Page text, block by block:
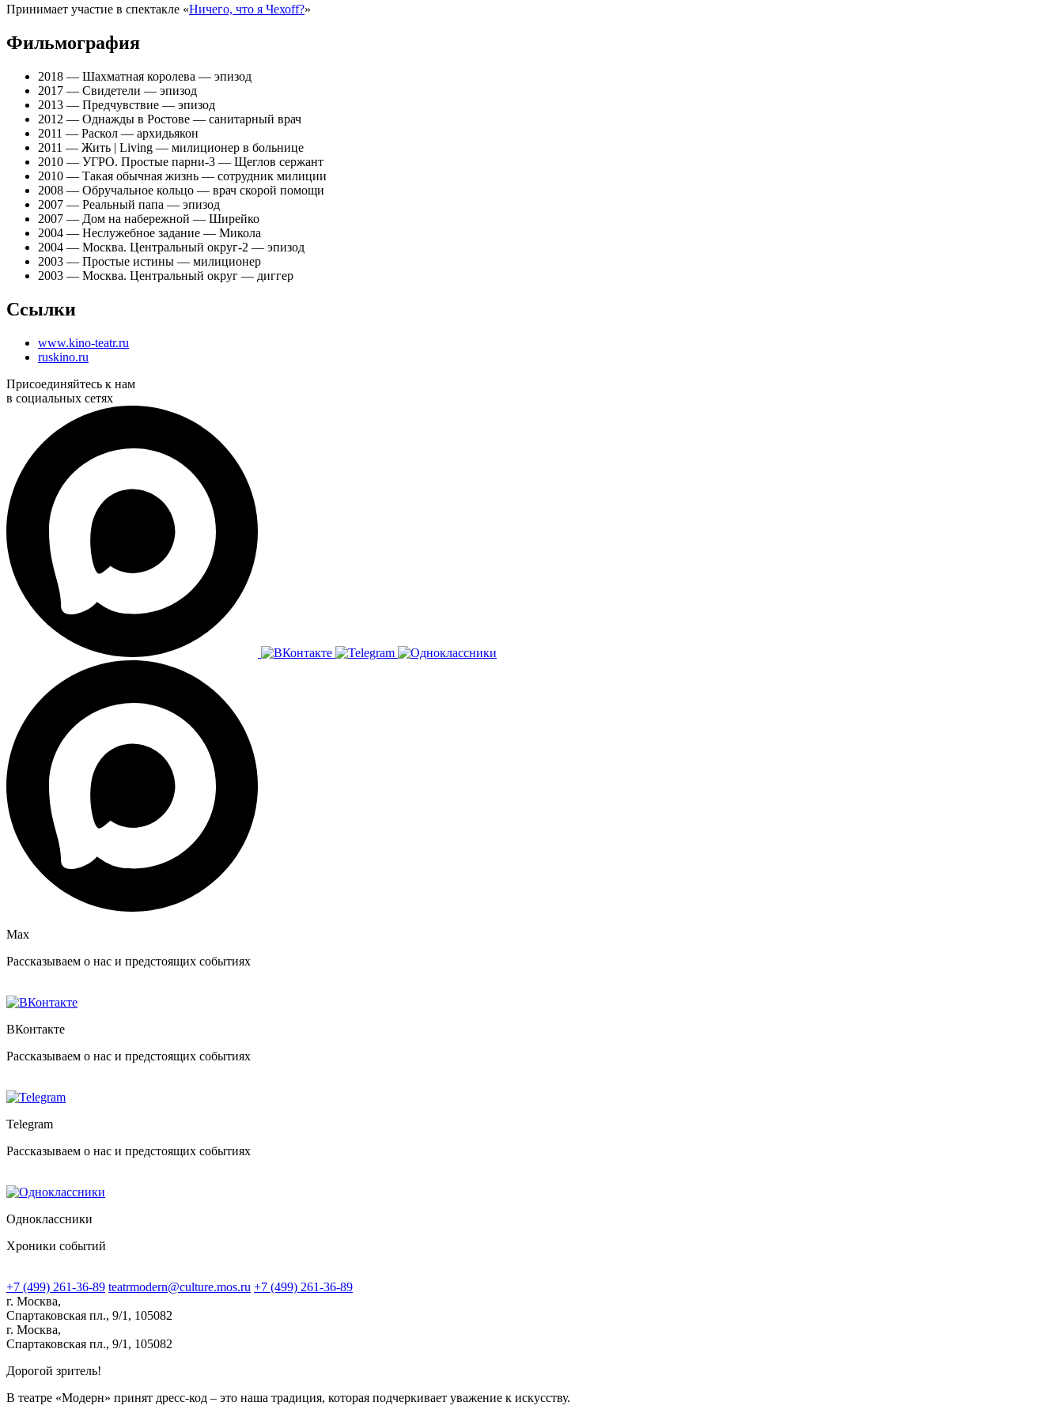
Принимает участие в спектакле «Ничего, что я Чехоff?»
Фильмография
2018 — Шахматная королева — эпизод
2017 — Свидетели — эпизод
2013 — Предчувствие — эпизод
2012 — Однажды в Ростове — санитарный врач
2011 — Раскол — архидьякон
2011 — Жить | Living — милиционер в больнице
2010 — УГРО. Простые парни-3 — Щеглов сержант
2010 — Такая обычная жизнь — сотрудник милиции
2008 — Обручальное кольцо — врач скорой помощи
2007 — Реальный папа — эпизод
2007 — Дом на набережной — Ширейко
2004 — Неслужебное задание — Микола
2004 — Москва. Центральный округ-2 — эпизод
2003 — Простые истины — милиционер
2003 — Москва. Центральный округ — диггер
Ссылки
www.kino-teatr.ru
ruskino.ru
Присоединяйтесь к нам
в социальных сетях
Max
Рассказываем о нас и предстоящих событиях
ВКонтакте
Рассказываем о нас и предстоящих событиях
Telegram
Рассказываем о нас и предстоящих событиях
Одноклассники
Хроники событий
+7 (499) 261-36-89 teatrmodern@culture.mos.ru +7 (499) 261-36-89
г. Москва,
Спартаковская пл., 9/1, 105082
г. Москва,
Спартаковская пл., 9/1, 105082
Дорогой зритель!
В театре «Модерн» принят дресс-код – это наша традиция, которая подчеркивает уважение к искусству.